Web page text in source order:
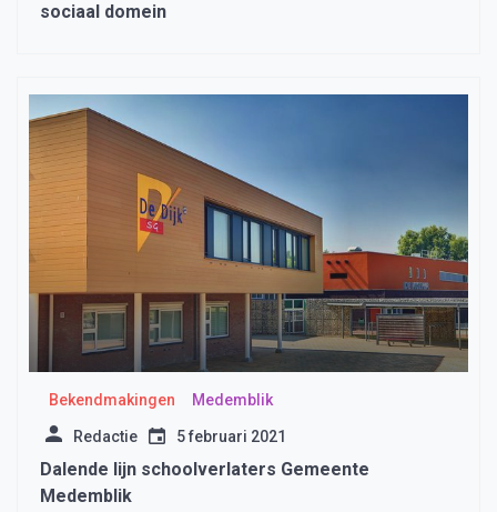
sociaal domein
Bekendmakingen Medemblik
Redactie 5 februari 2021
Dalende lijn schoolverlaters Gemeente
Medemblik